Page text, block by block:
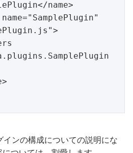
ンの構成についての説明にな